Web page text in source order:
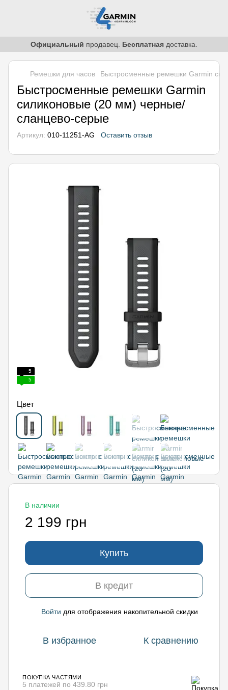
Официальный продавец. Бесплатная доставка.
Ремешки для часов Быстросменные ремешки Garmin
Быстросменные ремешки Garmin
силиконовые (20 мм) черные/
сланцево-серые
Артикул: 010-11251-AG Оставить отзыв
5
5
Цвет
В наличии
2 199 грн
Купить
В кредит
Войти для отображения накопительной скидки
В избранное К сравнению
ПОКУПКА ЧАСТЯМИ
5 платежей по 439.80 грн